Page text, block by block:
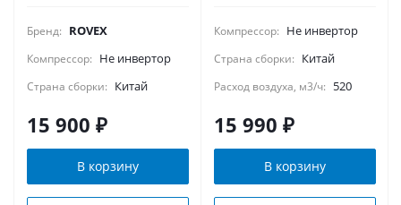
Бренд: ROVEX
Компрессор: Не инвертор
Страна сборки: Китай
15 900 ₽
В корзину
Компрессор: Не инвертор
Страна сборки: Китай
Расход воздуха, м3/ч: 520
15 990 ₽
В корзину